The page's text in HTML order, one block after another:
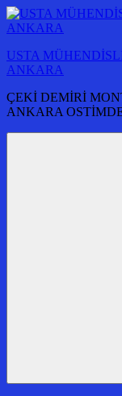
İçeriğe
atla
USTA
ANKARA
ÇEKİ DEMİRİ
ANKARA